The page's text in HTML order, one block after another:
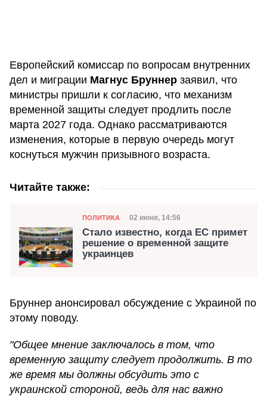
Европейский комиссар по вопросам внутренних
дел и миграции Магнус Бруннер заявил, что
министры пришли к согласию, что механизм
временной защиты следует продлить после
марта 2027 года. Однако рассматриваются
изменения, которые в первую очередь могут
коснуться мужчин призывного возраста.
Читайте также:
Категория
ПОЛИТИКА Дата публикации
02 июня, 14:56
Стало известно, когда ЕС примет
решение о временной защите
украинцев
Бруннер анонсировал обсуждение с Украиной по
этому поводу.
"Общее мнение заключалось в том, что
временную защиту следует продолжить. В то
же время мы должны обсудить это с
украинской стороной, ведь для нас важно